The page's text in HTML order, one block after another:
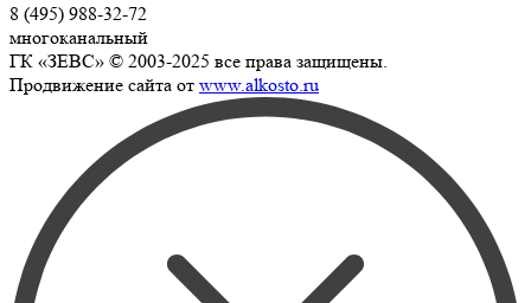
8 (495) 988-32-72
многоканальный
ГК «ЗЕВС» © 2003-2025 все права защищены.
Продвижение сайта от www.alkosto.ru